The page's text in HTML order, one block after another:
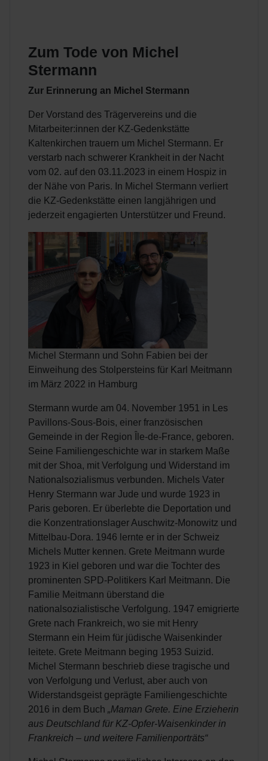
Zum Tode von Michel
Stermann
Zur Erinnerung an Michel Stermann
Der Vorstand des Trägervereins und die
Mitarbeiter:innen der KZ-Gedenkstätte
Kaltenkirchen trauern um Michel Stermann. Er
verstarb nach schwerer Krankheit in der Nacht
vom 02. auf den 03.11.2023 in einem Hospiz in
der Nähe von Paris. In Michel Stermann verliert
die KZ-Gedenkstätte einen langjährigen und
jederzeit engagierten Unterstützer und Freund.
Michel Stermann und Sohn Fabien bei der
Einweihung des Stolpersteins für Karl Meitmann
im März 2022 in Hamburg
Stermann wurde am 04. November 1951 in Les
Pavillons-Sous-Bois, einer französischen
Gemeinde in der Region Île-de-France, geboren.
Seine Familiengeschichte war in starkem Maße
mit der Shoa, mit Verfolgung und Widerstand im
Nationalsozialismus verbunden. Michels Vater
Henry Stermann war Jude und wurde 1923 in
Paris geboren. Er überlebte die Deportation und
die Konzentrationslager Auschwitz-Monowitz und
Mittelbau-Dora. 1946 lernte er in der Schweiz
Michels Mutter kennen. Grete Meitmann wurde
1923 in Kiel geboren und war die Tochter des
prominenten SPD-Politikers Karl Meitmann. Die
Familie Meitmann überstand die
nationalsozialistische Verfolgung. 1947 emigrierte
Grete nach Frankreich, wo sie mit Henry
Stermann ein Heim für jüdische Waisenkinder
leitete. Grete Meitmann beging 1953 Suizid.
Michel Stermann beschrieb diese tragische und
von Verfolgung und Verlust, aber auch von
Widerstandsgeist geprägte Familiengeschichte
2016 in dem Buch „Maman Grete. Eine Erzieherin
aus Deutschland für KZ-Opfer-Waisenkinder in
Frankreich – und weitere Familienporträts“